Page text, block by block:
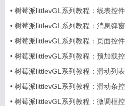
• 树莓派littlevGL系列教程：线表控
• 树莓派littlevGL系列教程：消息弹
• 树莓派littlevGL系列教程：页面控
• 树莓派littlevGL系列教程：预加载
• 树莓派littlevGL系列教程：滑动列
• 树莓派littlevGL系列教程：滑动条
• 树莓派littlevGL系列教程：微调框